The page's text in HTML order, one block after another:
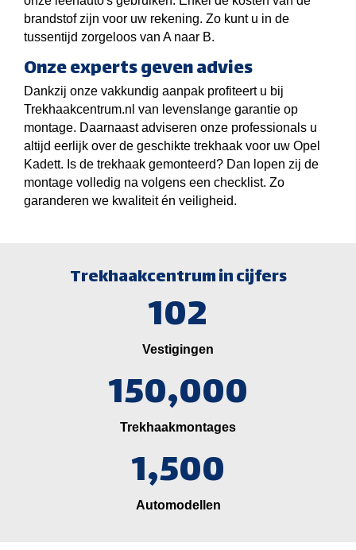
brandstof zijn voor uw rekening. Zo kunt u in de
tussentijd zorgeloos van A naar B.
Onze experts geven advies
Dankzij onze vakkundig aanpak profiteert u bij
Trekhaakcentrum.nl van levenslange garantie op
montage. Daarnaast adviseren onze professionals u
altijd eerlijk over de geschikte trekhaak voor uw Opel
Kadett. Is de trekhaak gemonteerd? Dan lopen zij de
montage volledig na volgens een checklist. Zo
garanderen we kwaliteit én veiligheid.
Trekhaakcentrum in cijfers
102
Vestigingen
150,000
Trekhaakmontages
1,500
Automodellen